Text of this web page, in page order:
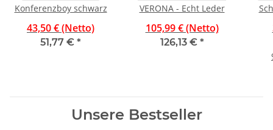
Konferenzboy schwarz
43,50 € (Netto)
51,77 € *
VERONA - Echt Leder
105,99 € (Netto)
126,13 € *
Unsere Bestseller